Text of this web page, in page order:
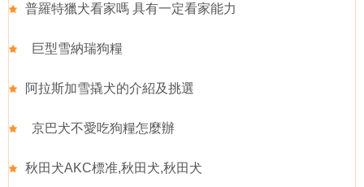
普羅特獵犬看家嗎 具有一定看家能力
巨型雪納瑞狗糧
阿拉斯加雪撬犬的介紹及挑選
京巴犬不愛吃狗糧怎麼辦
秋田犬AKC標准,秋田犬,秋田犬